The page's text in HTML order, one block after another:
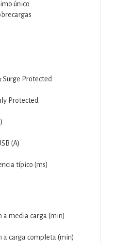
único
Protected
Protected
(A)
típico (ms)
a media carga (min)
a carga completa (min)